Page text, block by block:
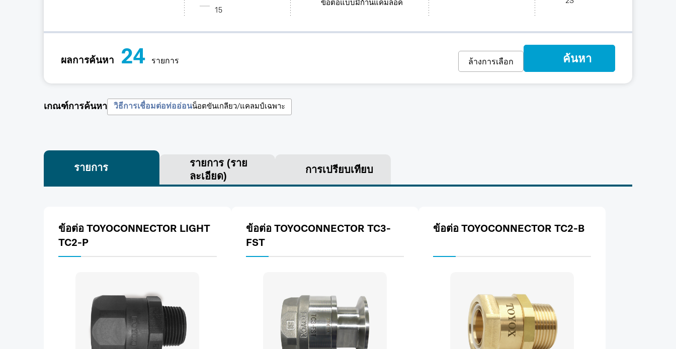
15
ข้อต่อแบบมีก้านแคมล็อค
ผลการค้นหา 24 รายการ ล้างการเลือก ค้นหา
เกณฑ์การค้นหา วิธีการเชื่อมต่อท่ออ่อนน็อตขันเกลียว/แคลมป์เฉพาะ
รายการ รายการ (ราย
ละเอียด)
การเปรียบเทียบ
ข้อต่อ TOYOCONNECTOR LIGHT
TC2-P
ข้อต่อ TOYOCONNECTOR TC3-
FST
ข้อต่อ TOYOCONNECTOR TC2-B